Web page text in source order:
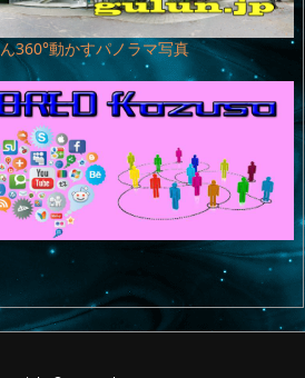
360°動かすパノラマ写真